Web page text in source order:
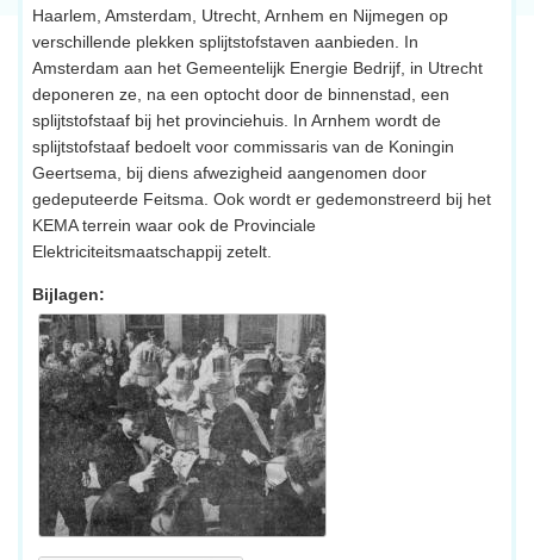
Haarlem, Amsterdam, Utrecht, Arnhem en Nijmegen op
verschillende plekken splijtstofstaven aanbieden. In
Amsterdam aan het Gemeentelijk Energie Bedrijf, in Utrecht
deponeren ze, na een optocht door de binnenstad, een
splijtstofstaaf bij het provinciehuis. In Arnhem wordt de
splijtstofstaaf bedoelt voor commissaris van de Koningin
Geertsema, bij diens afwezigheid aangenomen door
gedeputeerde Feitsma. Ook wordt er gedemonstreerd bij het
KEMA terrein waar ook de Provinciale
Elektriciteitsmaatschappij zetelt.
Bijlagen: